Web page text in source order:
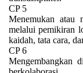
CP 5
Menemukan atau
melalui pemikiran
kaidah, tata cara,
CP 6
Mengembangkan